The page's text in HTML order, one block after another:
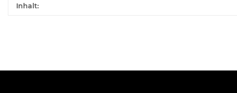
Produkteigenschaft
Wert
Inhalt: